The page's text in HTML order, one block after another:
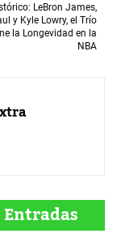
LeBron James,
y Kyle Lowry, el Trío
la Longevidad en la
NBA